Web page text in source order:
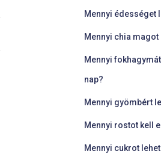
Mennyi édességet
Mennyi chia magot
Mennyi
nap?
Mennyi gyömbért
Mennyi rostot kell
Mennyi cukrot